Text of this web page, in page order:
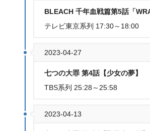
BLEACH 千年血戦篇第5話「
テレビ東京系列 17:30～18:00
2023-04-27
七つの大罪 第4話【少女の夢】
TBS系列 25:28～25:58
2023-04-13